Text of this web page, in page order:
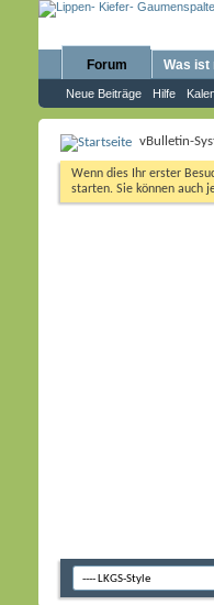
Forum
Neue Beiträge Hilfe
Was ist
vBulletin-
Wenn dies Ihr erster
starten. Sie können auch